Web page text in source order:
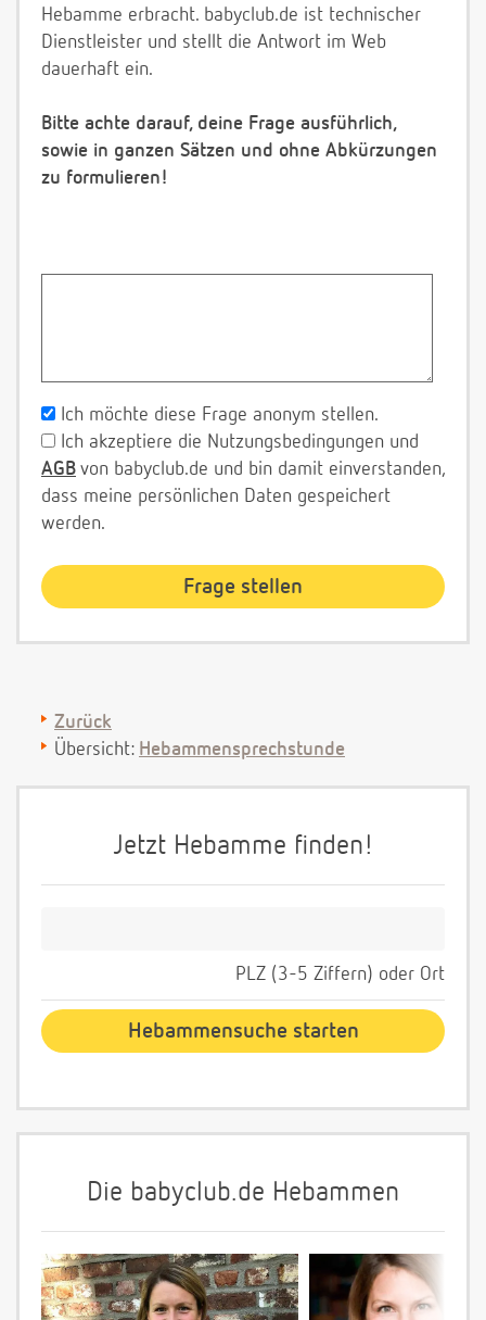
Hebamme erbracht. babyclub.de ist technischer
Dienstleister und stellt die Antwort im Web
dauerhaft ein.
Bitte achte darauf, deine Frage ausführlich,
sowie in ganzen Sätzen und ohne Abkürzungen
zu formulieren!
Ich möchte diese Frage anonym stellen.
Ich akzeptiere die Nutzungsbedingungen und
AGB von babyclub.de und bin damit einverstanden,
dass meine persönlichen Daten gespeichert
werden.
Zurück
Übersicht: Hebammensprechstunde
Jetzt Hebamme finden!
PLZ (3-5 Ziffern) oder Ort
Die babyclub.de Hebammen